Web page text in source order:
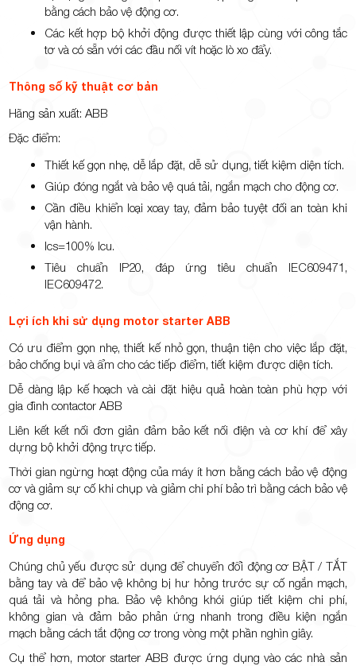
bằng cách bảo vệ động cơ.
Các kết hợp bộ khởi động được thiết lập cùng với công tắc
tơ và có sẵn với các đầu nối vít hoặc lò xo đẩy.
Thông số kỹ thuật cơ bản
Hãng sản xuất: ABB
Đặc điểm:
Thiết kế gọn nhẹ, dễ lắp đặt, dễ sử dụng, tiết kiệm diện tích.
Giúp đóng ngắt và bảo vệ quá tải, ngắn mạch cho động cơ.
Cần điều khiển loại xoay tay, đảm bảo tuyệt đối an toàn khi
vận hành.
Ics=100% Icu.
Tiêu chuẩn IP20, đáp ứng tiêu chuẩn IEC609471,
IEC609472.
Lợi ích khi sử dụng motor starter ABB
Có ưu điểm gọn nhẹ, thiết kế nhỏ gọn, thuận tiện cho việc lắp đặt,
bảo chống bụi và ẩm cho các tiếp điểm, tiết kiệm được diện tích.
Dễ dàng lập kế hoạch và cài đặt hiệu quả hoàn toàn phù hợp với
gia đình contactor ABB
Liên kết kết nối đơn giản đảm bảo kết nối điện và cơ khí để xây
dựng bộ khởi động trực tiếp.
Thời gian ngừng hoạt động của máy ít hơn bằng cách bảo vệ động
cơ và giảm sự cố khi chụp và giảm chi phí bảo trì bằng cách bảo vệ
động cơ.
Ứng dụng
Chúng chủ yếu được sử dụng để chuyển đổi động cơ BẬT / TẮT
bằng tay và để bảo vệ không bị hư hỏng trước sự cố ngắn mạch,
quá tải và hỏng pha. Bảo vệ không khói giúp tiết kiệm chi phí,
không gian và đảm bảo phản ứng nhanh trong điều kiện ngắn
mạch bằng cách tắt động cơ trong vòng một phần nghìn giây.
Cụ thể hơn, motor starter ABB được ứng dụng vào các nhà sản